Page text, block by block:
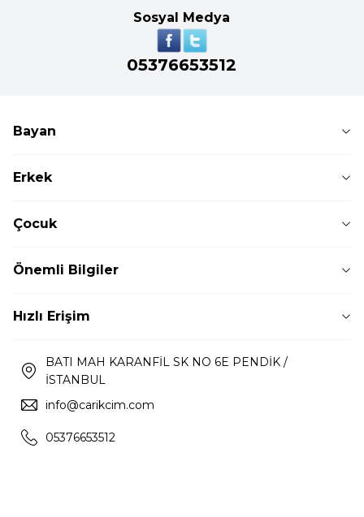
Sosyal Medya
05376653512
Bayan
Erkek
Çocuk
Önemli Bilgiler
Hızlı Erişim
BATI MAH KARANFİL SK NO 6E PENDİK /
İSTANBUL
info@carikcim.com
05376653512